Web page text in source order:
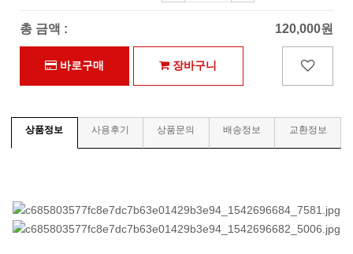
총 금액 : 120,000원
바로구매 장바구니
상품정보 사용후기 상품문의 배송정보 교환정보